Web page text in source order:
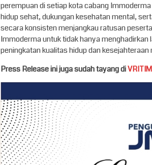
perempuan di setiap kota cabang
hidup sehat, dukungan kesehatan mental,
secara konsisten menjangkau ratusan
Immoderma untuk tidak hanya
peningkatan kualitas hidup dan
Press Release ini juga sudah tayang di